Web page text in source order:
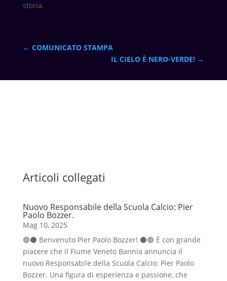
storia.
← COMUNICATO STAMPA
IL CIELO È NERO-VERDE! →
Articoli collegati
Nuovo Responsabile della Scuola Calcio: Pier
Paolo Bozzer.
Mag 10, 2025
🟢⚫️ Benvenuto Pier Paolo Bozzer! ⚫️🟢 È con grande
piacere che il Fiume Veneto Bannia annuncia il
nuovo Responsabile della Scuola Calcio: Pier Paolo
Bozzer. Una figura di esperienza e passione, che